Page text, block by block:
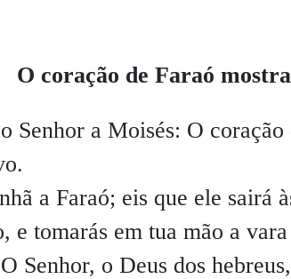
O coração de Faraó
Senhor a Moisés: O coração
a Faraó; eis que ele sairá
e tomarás em tua mão a
O Senhor, o Deus dos